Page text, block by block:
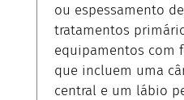
ou espessamento
tratamentos
equipamentos com
que incluem uma
central e um lábio